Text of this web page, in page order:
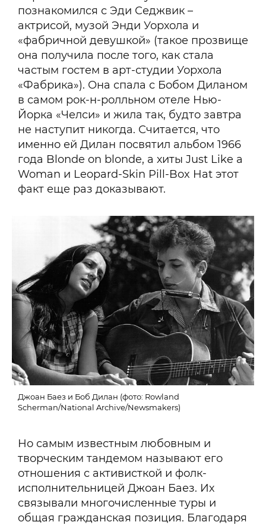
познакомился с Эди Седжвик –
актрисой, музой Энди Уорхола и
«фабричной девушкой» (такое прозвище
она получила после того, как стала
частым гостем в арт-студии Уорхола
«Фабрика»). Она спала с Бобом Диланом
в самом рок-н-ролльном отеле Нью-
Йорка «Челси» и жила так, будто завтра
не наступит никогда. Считается, что
именно ей Дилан посвятил альбом 1966
года Blonde on blonde, а хиты Just Like a
Woman и Leopard-Skin Pill-Box Hat этот
факт еще раз доказывают.
Джоан Баез и Боб Дилан (фото: Rowland
Scherman/National Archive/Newsmakers)
Но самым известным любовным и
творческим тандемом называют его
отношения с активисткой и фолк-
исполнительницей Джоан Баез. Их
связывали многочисленные туры и
общая гражданская позиция. Благодаря